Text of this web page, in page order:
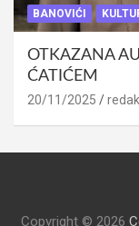
BANOVIĆI
OTKAZANA
ĆATIĆEM
20/11/2025
Copyright © 2026